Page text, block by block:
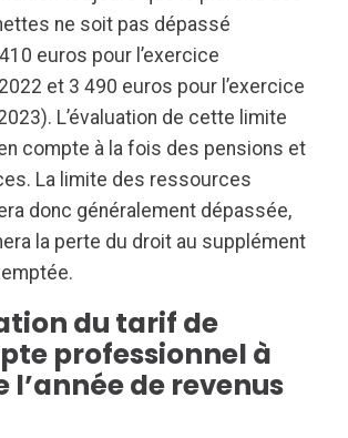
ne soit pas dépassé
euros pour l’exercice
et 3 490 euros pour l’exercice
L’évaluation de cette limite
compte à la fois des pensions et
La limite des ressources
donc généralement dépassée,
la perte du droit au supplément
du tarif de
professionnel à
l’année de revenus